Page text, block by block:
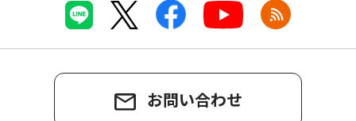
お問い合わせ